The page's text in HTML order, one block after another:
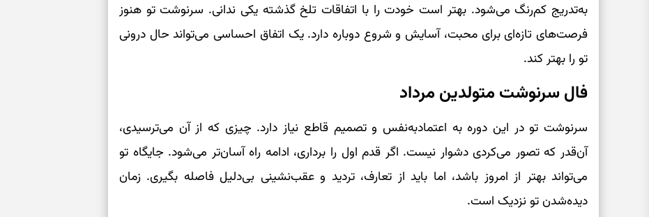
به‌تدریج کم‌رنگ می‌شود. بهتر است خودت را با اتفاقات تلخ گذشته یکی ندانی. سرنوشت تو هنوز
فرصت‌های تازه‌ای برای محبت، آسایش و شروع دوباره دارد. یک اتفاق احساسی می‌تواند حال درونی
تو را بهتر کند.
فال سرنوشت متولدین مرداد
سرنوشت تو در این دوره به اعتمادبه‌نفس و تصمیم قاطع نیاز دارد. چیزی که از آن می‌ترسیدی،
آن‌قدر که تصور می‌کردی دشوار نیست. اگر قدم اول را برداری، ادامه راه آسان‌تر می‌شود. جایگاه تو
می‌تواند بهتر از امروز باشد، اما باید از تعارف، تردید و عقب‌نشینی بی‌دلیل فاصله بگیری. زمان
دیده‌شدن تو نزدیک است.